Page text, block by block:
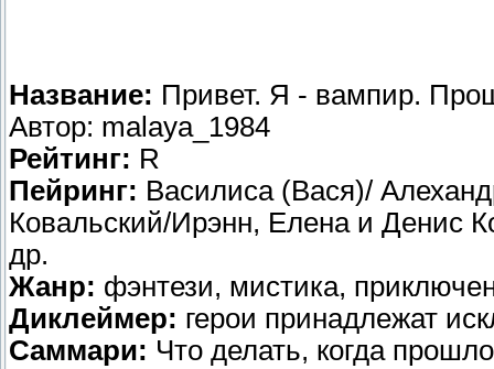
Название: Привет. Я - вампир.
Автор: malaya_1984
Рейтинг: R
Пейринг: Василиса (Вася)/
Ковальский/Ирэнн, Елена и Денис
др.
Жанр: фэнтези, мистика,
Диклеймер: герои принадлежат
Саммари: Что делать, когда